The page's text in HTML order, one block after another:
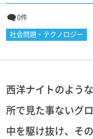
0件
社会問題・テクノロジー
西洋ナイトのよう
所で見た事ないグ
中を駆け抜け、そ